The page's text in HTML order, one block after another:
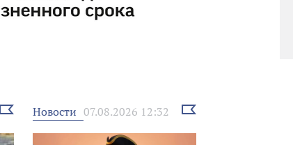
Выбрать
новость
Новости 07.08.2026 12:32
Выбрать